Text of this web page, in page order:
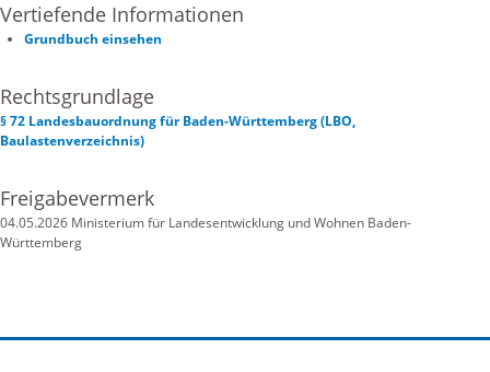
Vertiefende Informationen
Grundbuch einsehen
Rechtsgrundlage
§ 72 Landesbauordnung für Baden-Württemberg (LBO,
Baulastenverzeichnis)
Freigabevermerk
04.05.2026 Ministerium für Landesentwicklung und Wohnen Baden-
Württemberg